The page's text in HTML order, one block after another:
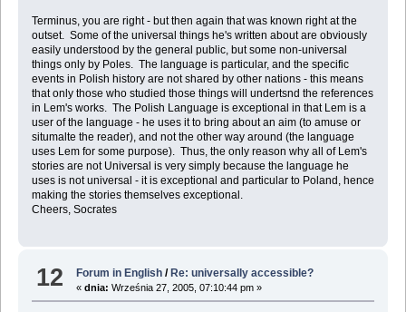
Terminus, you are right - but then again that was known right at the
outset. Some of the universal things he's written about are obviously
easily understood by the general public, but some non-universal
things only by Poles. The language is particular, and the specific
events in Polish history are not shared by other nations - this means
that only those who studied those things will undertsnd the references
in Lem's works. The Polish Language is exceptional in that Lem is a
user of the language - he uses it to bring about an aim (to amuse or
situmalte the reader), and not the other way around (the language
uses Lem for some purpose). Thus, the only reason why all of Lem's
stories are not Universal is very simply because the language he
uses is not universal - it is exceptional and particular to Poland, hence
making the stories themselves exceptional.
Cheers, Socrates
12 Forum in English /Re: universally accessible?
«dnia: Września 27, 2005, 07:10:44 pm »